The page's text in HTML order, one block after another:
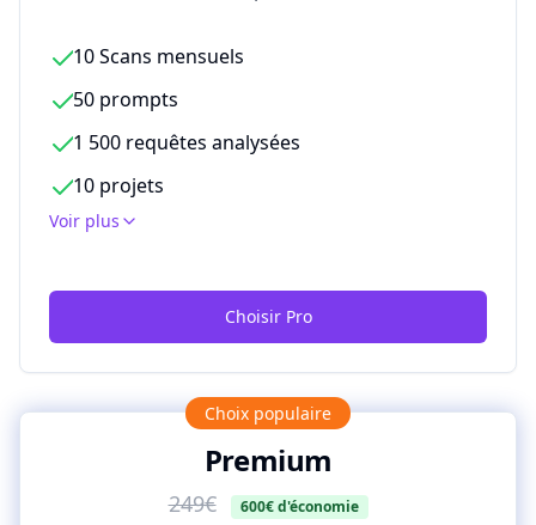
10 Scans mensuels
50 prompts
1 500 requêtes analysées
10 projets
Voir plus
Choisir Pro
Choix populaire
Premium
249€ 600€ d'économie